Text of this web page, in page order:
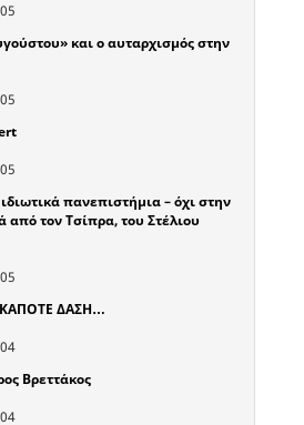
και ο αυταρχισμός στην
πανεπιστήμια – όχι στην
από τον Τσίπρα, του Στέλιου
ΔΑΣΗ…
Βρεττάκος